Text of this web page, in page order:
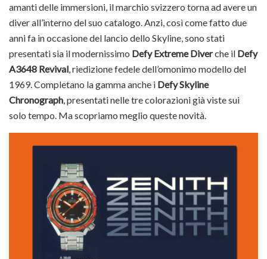
amanti delle immersioni, il marchio svizzero torna ad avere un
diver all’interno del suo catalogo. Anzi, così come fatto due
anni fa in occasione del lancio dello Skyline, sono stati
presentati sia il modernissimo Defy Extreme Diverche il Defy
A3648 Revival , riedizione fedele dell’omonimo modello del
1969. Completano la gamma anche i Defy Skyline
Chronograph , presentati nelle tre colorazioni già viste sui
solo tempo. Ma scopriamo meglio queste novità.